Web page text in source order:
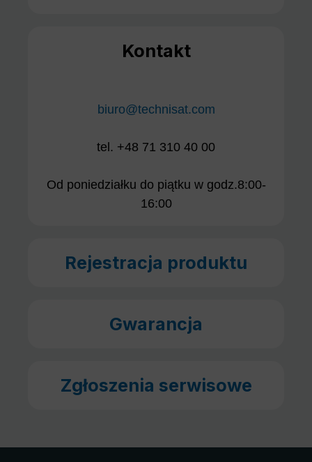
Kontakt
biuro@technisat.com
tel. +48 71 310 40 00
Od poniedziałku do piątku w godz.8:00-
16:00
Rejestracja produktu
Gwarancja
Zgłoszenia serwisowe